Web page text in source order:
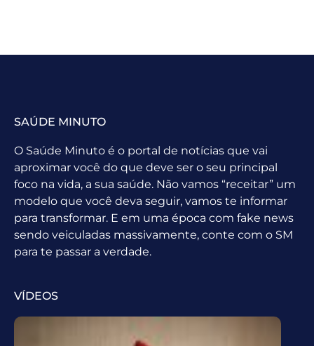
SAÚDE MINUTO
O Saúde Minuto é o portal de notícias que vai
aproximar você do que deve ser o seu principal
foco na vida, a sua saúde. Não vamos “receitar” um
modelo que você deva seguir, vamos te informar
para transformar. E em uma época com fake news
sendo veiculadas massivamente, conte com o SM
para te passar a verdade.
VÍDEOS